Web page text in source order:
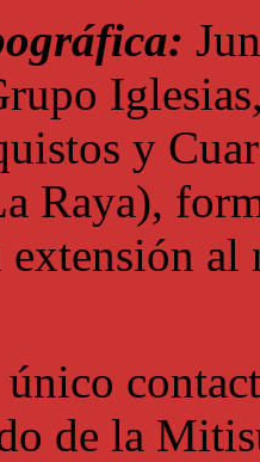
y
Raya),
al
de la